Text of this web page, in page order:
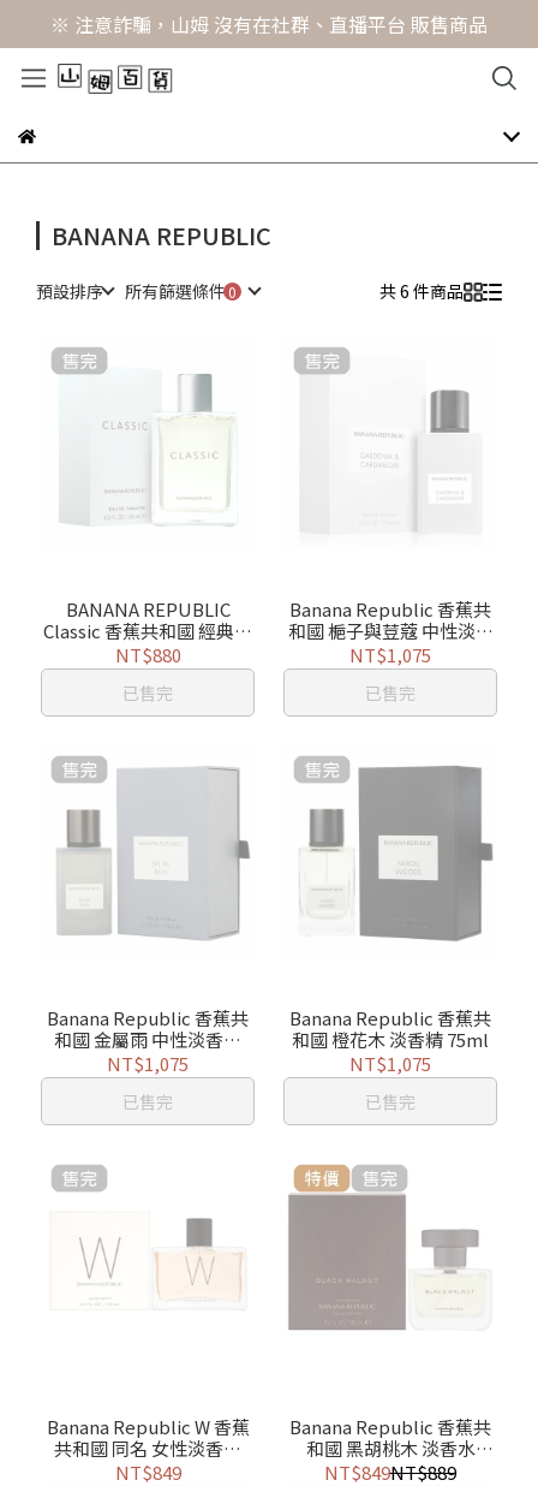
※ 注意詐騙，山姆 沒有在社群、直播平台 販售商品
BANANA REPUBLIC
預設排序 所有篩選條件 共 6 件商品
BANANA REPUBLIC
Classic 香蕉共和國 經典中
性淡香水 125ml
NT$880
已售完
Banana Republic 香蕉共
和國 梔子與荳蔻 中性淡香
精 75ml
NT$1,075
已售完
Banana Republic 香蕉共
和國 金屬雨 中性淡香精
75ml
NT$1,075
已售完
Banana Republic 香蕉共
和國 橙花木 淡香精 75ml
NT$1,075
已售完
Banana Republic W 香蕉
共和國 同名 女性淡香精
125ml
NT$849
Banana Republic 香蕉共
和國 黑胡桃木 淡香水
100ml
NT$849NT$889